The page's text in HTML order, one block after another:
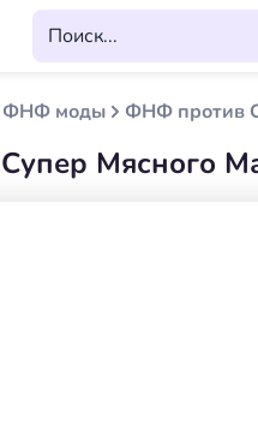
ФНФ моды ФНФ против
Мясного